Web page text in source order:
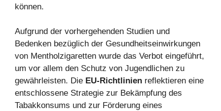
können.
Aufgrund der vorhergehenden Studien und
Bedenken bezüglich der Gesundheitseinwirkungen
von Mentholzigaretten wurde das Verbot eingeführt,
um vor allem den Schutz von Jugendlichen zu
gewährleisten. Die EU-Richtlinien reflektieren eine
entschlossene Strategie zur Bekämpfung des
Tabakkonsums und zur Förderung eines